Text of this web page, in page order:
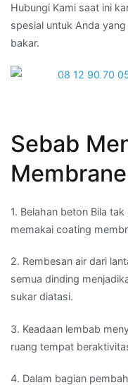
Hubungi Kami saat ini
spesial untuk Anda
bakar.
Sebab
1. Belahan beton Bila
memakai coating
2. Rembesan air dari
semua dinding
sukar diatasi.
3. Keadaan lembab
ruang tempat
4. Dalam bagian